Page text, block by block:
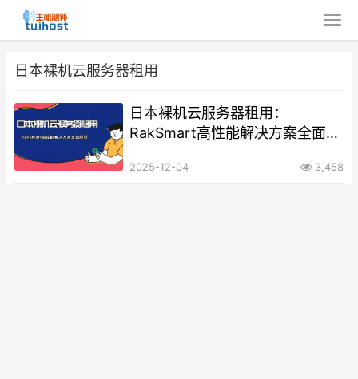
日本裸机云服务器租用
日本裸机云服务器租用：
RakSmart高性能解决方案全面解
2025-12-04 3,458